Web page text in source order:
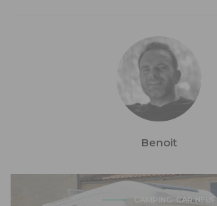
Benoit
CAMPING-CAR NEUF